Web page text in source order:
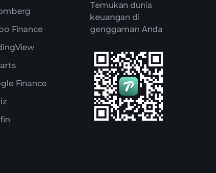
Finance
Finance
Temukan dunia
keuangan di
genggaman Anda